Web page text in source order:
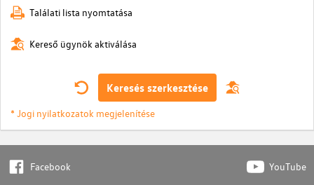
Találati lista nyomtatása
Kereső ügynök aktiválása
Keresés szerkesztése
* Jogi nyilatkozatok megjelenítése
Facebook YouTube